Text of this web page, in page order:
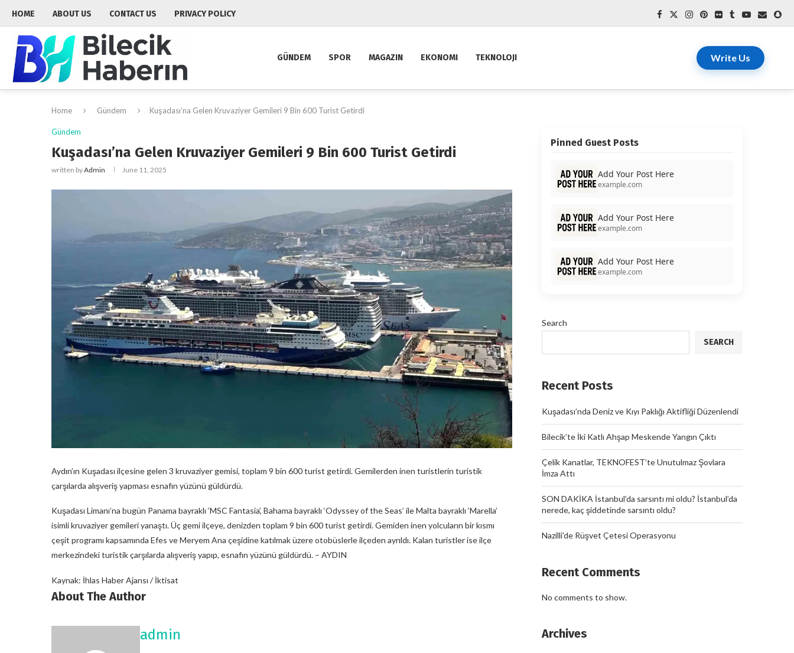
HOME ABOUT US CONTACT US PRIVACY POLICY
GÜNDEM SPOR MAGAZIN EKONOMI TEKNOLOJI Write Us
Home Gündem Kuşadası’na Gelen Kruvaziyer Gemileri 9 Bin 600 Turist Getirdi
Gündem
Kuşadası’na Gelen Kruvaziyer Gemileri 9 Bin 600 Turist Getirdi
written byAdmin June 11, 2025
Aydın’ın Kuşadası ilçesine gelen 3 kruvaziyer gemisi, toplam 9 bin 600 turist getirdi. Gemilerden inen turistlerin turistik
çarşılarda alışveriş yapması esnafın yüzünü güldürdü.
Kuşadası Limanı’na bugün Panama bayraklı ‘MSC Fantasia’, Bahama bayraklı ‘Odyssey of the Seas’ ile Malta bayraklı ‘Marella’
isimli kruvaziyer gemileri yanaştı. Üç gemi ilçeye, denizden toplam 9 bin 600 turist getirdi. Gemiden inen yolcuların bir kısmı
çeşit programı kapsamında Efes ve Meryem Ana çeşidine katılmak üzere otobüslerle ilçeden ayrıldı. Kalan turistler ise ilçe
merkezindeki turistik çarşılarda alışveriş yapıp, esnafın yüzünü güldürdü. – AYDIN
Kaynak: İhlas Haber Ajansı / İktisat
About The Author
admin
Pinned Guest Posts
Add Your Post Here
example.com
Add Your Post Here
example.com
Add Your Post Here
example.com
Search
SEARCH
Recent Posts
Kuşadası’nda Deniz ve Kıyı Paklığı Aktifliği Düzenlendi
Bilecik’te İki Katlı Ahşap Meskende Yangın Çıktı
Çelik Kanatlar, TEKNOFEST’te Unutulmaz Şovlara
İmza Attı
SON DAKİKA İstanbul’da sarsıntı mi oldu? İstanbul’da
nerede, kaç şiddetinde sarsıntı oldu?
Nazilli’de Rüşvet Çetesi Operasyonu
Recent Comments
No comments to show.
Archives